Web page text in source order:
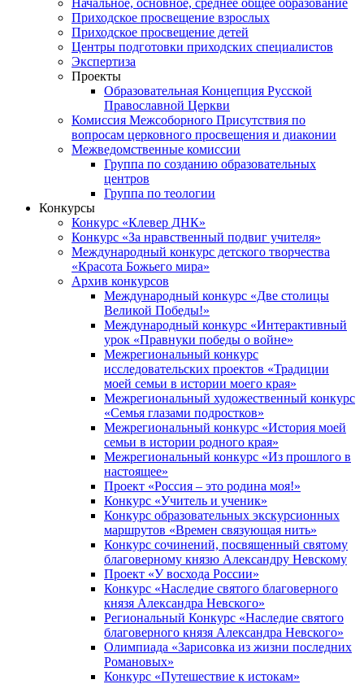
Начальное, основное, среднее общее образование
Приходское просвещение взрослых
Приходское просвещение детей
Центры подготовки приходских специалистов
Экспертиза
Проекты
Образовательная Концепция Русской
Православной Церкви
Комиссия Межсоборного Присутствия по
вопросам церковного просвещения и диаконии
Межведомственные комиссии
Группа по созданию образовательных
центров
Группа по теологии
Конкурсы
Конкурс «Клевер ДНК»
Конкурс «За нравственный подвиг учителя»
Международный конкурс детского творчества
«Красота Божьего мира»
Архив конкурсов
Международный конкурс «Две столицы
Великой Победы!»
Международный конкурс «Интерактивный
урок «Правнуки победы о войне»
Межрегиональный конкурс
исследовательских проектов «Традиции
моей семьи в истории моего края»
Межрегиональный художественный конкурс
«Семья глазами подростков»
Межрегиональный конкурс «История моей
семьи в истории родного края»
Межрегиональный конкурс «Из прошлого в
настоящее»
Проект «Россия – это родина моя!»
Конкурс «Учитель и ученик»
Конкурс образовательных экскурсионных
маршрутов «Времен связующая нить»
Конкурс сочинений, посвященный святому
благоверному князю Александру Невскому
Проект «У восхода России»
Конкурс «Наследие святого благоверного
князя Александра Невского»
Региональный Конкурс «Наследие святого
благоверного князя Александра Невского»
Олимпиада «Зарисовка из жизни последних
Романовых»
Конкурс «Путешествие к истокам»